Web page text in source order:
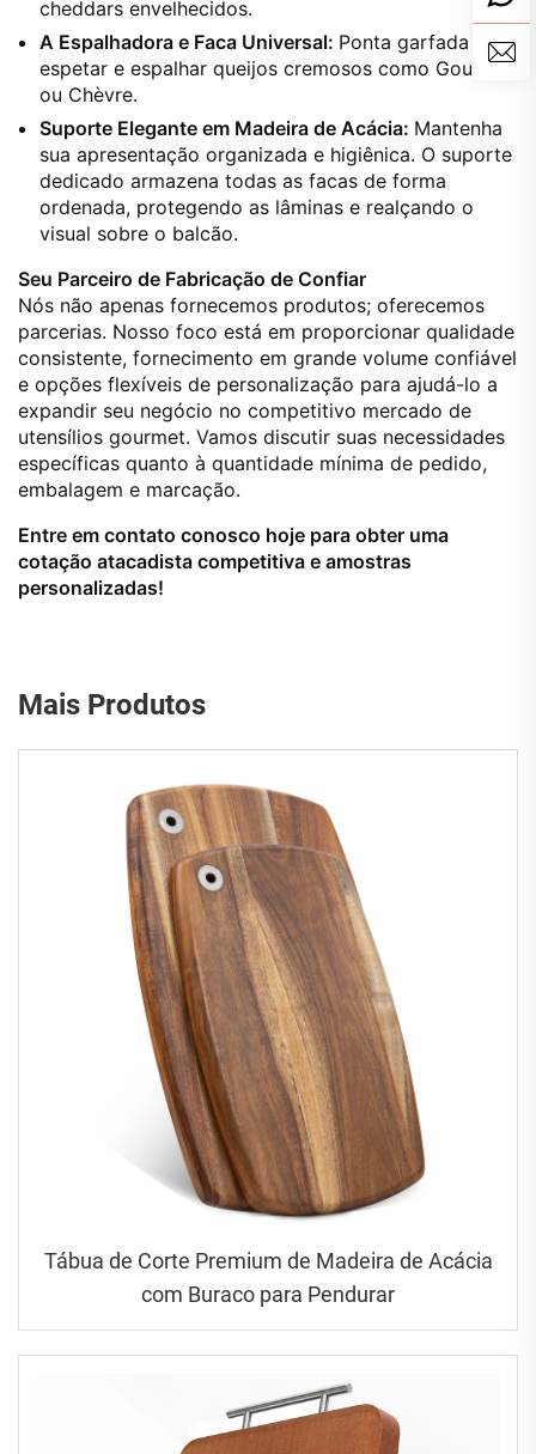
cheddars envelhecidos.
A Espalhadora e Faca Universal: Ponta garfada para
espetar e espalhar queijos cremosos como Gouda
ou Chèvre.
Suporte Elegante em Madeira de Acácia: Mantenha
sua apresentação organizada e higiênica. O suporte
dedicado armazena todas as facas de forma
ordenada, protegendo as lâminas e realçando o
visual sobre o balcão.
Seu Parceiro de Fabricação de Confiar
Nós não apenas fornecemos produtos; oferecemos
parcerias. Nosso foco está em proporcionar qualidade
consistente, fornecimento em grande volume confiável
e opções flexíveis de personalização para ajudá-lo a
expandir seu negócio no competitivo mercado de
utensílios gourmet. Vamos discutir suas necessidades
específicas quanto à quantidade mínima de pedido,
embalagem e marcação.
Entre em contato conosco hoje para obter uma
cotação atacadista competitiva e amostras
personalizadas!
Mais Produtos
Tábua de Corte Premium de Madeira de Acácia
com Buraco para Pendurar